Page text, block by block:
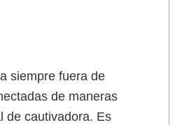
siempre fuera de
de maneras
de cautivadora. Es